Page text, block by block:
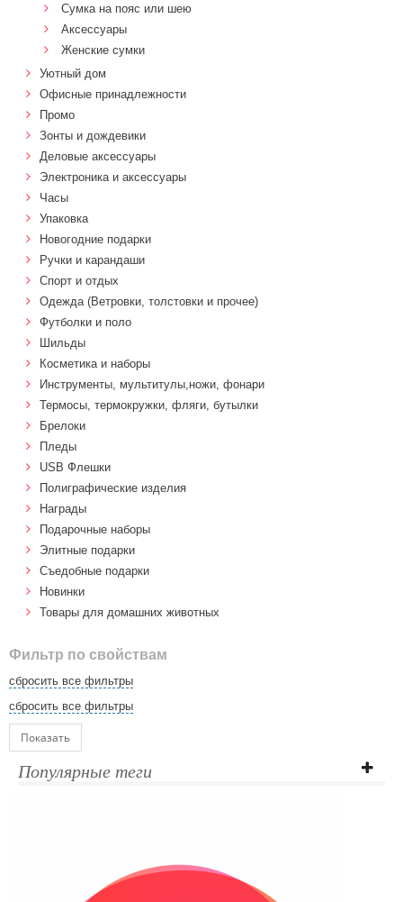
Сумка на пояс или шею
Аксессуары
Женские сумки
Уютный дом
Офисные принадлежности
Промо
Зонты и дождевики
Деловые аксессуары
Электроника и аксессуары
Часы
Упаковка
Новогодние подарки
Ручки и карандаши
Спорт и отдых
Одежда (Ветровки, толстовки и прочее)
Футболки и поло
Шильды
Косметика и наборы
Инструменты, мультитулы,ножи, фонари
Термосы, термокружки, фляги, бутылки
Брелоки
Пледы
USB Флешки
Полиграфические изделия
Награды
Подарочные наборы
Элитные подарки
Cъедобные подарки
Новинки
Товары для домашних животных
Фильтр по свойствам
сбросить все фильтры
сбросить все фильтры
Показать
Популярные теги